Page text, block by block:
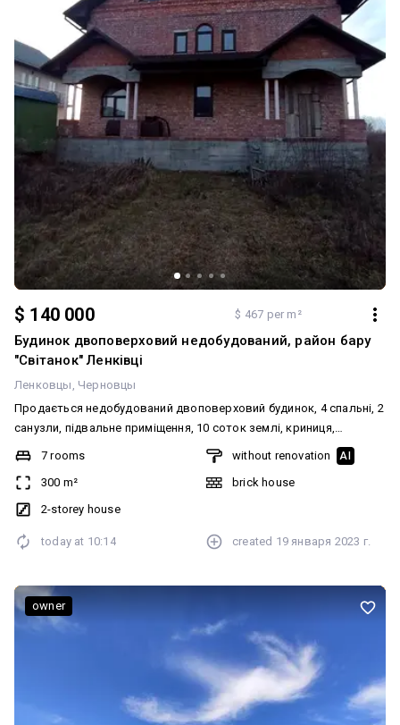
$ 140 000 $ 467 per m²
Будинок двоповерховий недобудований, район бару
"Світанок" Ленківці
Ленковцы Черновцы
Продається недобудований двоповерховий будинок, 4 спальні, 2
санузли, підвальне приміщення, 10 соток землі, криниця,
підведено 3 фази, 600-700 метрів до траси. Деталі за телефоном:
09******28,можливий обмін на квартиру +доплата. Додатково:
Санвузол: 2 і більше
7 rooms
300 m²
2-storey house
without renovation AI
brick house
today at 10:14 created 19 января 2023 г.
owner